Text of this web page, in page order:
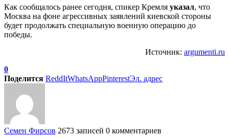
Как сообщалось ранее сегодня, спикер Кремля указал, что
Москва на фоне агрессивных заявлений киевской стороны
будет продолжать специальную военную операцию до
победы.
Источник: argumenti.ru
0
Поделится ReddItWhatsAppPinterestЭл. адрес
Семен Фирсов 2673 записей 0 комментариев